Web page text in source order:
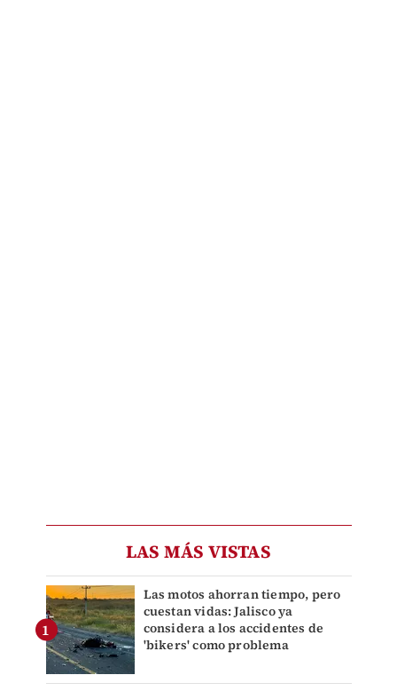
LAS MÁS VISTAS
Las motos ahorran tiempo, pero
cuestan vidas: Jalisco ya
considera a los accidentes de
'bikers' como problema